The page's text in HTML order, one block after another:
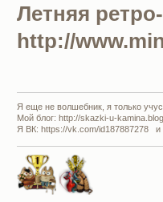
Летняя
http://
Я еще не волшебник, я только
Мой блог: http://skazki-u-
Я ВК: https://vk.com/id187887278 и